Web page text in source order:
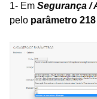
1- Em Segurança /
pelo parâmetro 218